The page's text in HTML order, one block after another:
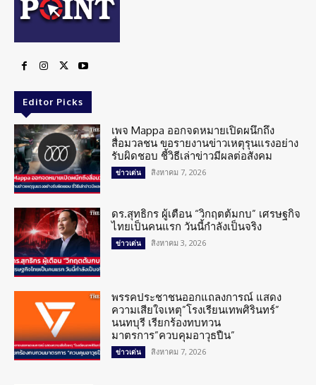
Editor Picks
เพจ Mappa ออกจดหมายเปิดผนึกถึง
สื่อมวลชน ขอรายงานข่าวเหตุรุนแรงอย่าง
รับผิดชอบ ชี้วิธีเล่าข่าวมีผลต่อสังคม
ข่าวเด่น สิงหาคม 7, 2026
ดร.สุทธิกร ผู้เตือน “วิกฤตต้มกบ” เศรษฐกิจ
ไทยเป็นคนแรก วันนี้กำลังเป็นจริง
ข่าวเด่น สิงหาคม 3, 2026
พรรคประชาชนออกแถลงการณ์ แสดง
ความเสียใจเหตุ”โรงเรียนเทพศิรินทร์”
นนทบุรี เรียกร้องทบทวน
มาตรการ”ควบคุมอาวุธปืน”
ข่าวเด่น สิงหาคม 7, 2026